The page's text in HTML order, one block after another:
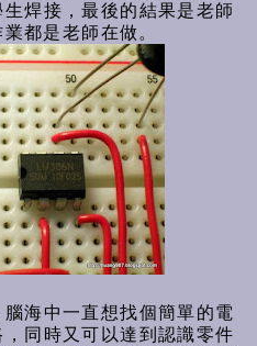
焊接，最後的結果是老師
都是老師在做。
海中一直想找個簡單的電
同時又可以達到認識零件